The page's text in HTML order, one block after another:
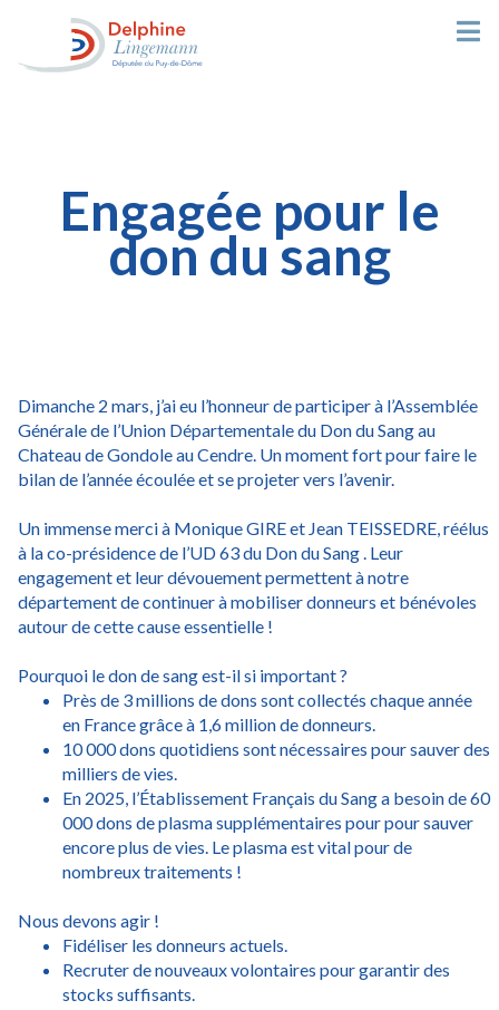
Engagée pour le
don du sang
Dimanche 2 mars, j’ai eu l’honneur de participer à l’Assemblée
Générale de l’Union Départementale du Don du Sang au
Chateau de Gondole au Cendre. Un moment fort pour faire le
bilan de l’année écoulée et se projeter vers l’avenir.
Un immense merci à Monique GIRE et Jean TEISSEDRE, réélus
à la co-présidence de l’UD 63 du Don du Sang . Leur
engagement et leur dévouement permettent à notre
département de continuer à mobiliser donneurs et bénévoles
autour de cette cause essentielle !
Pourquoi le don de sang est-il si important ?
Près de 3 millions de dons sont collectés chaque année
en France grâce à 1,6 million de donneurs.
10 000 dons quotidiens sont nécessaires pour sauver des
milliers de vies.
En 2025, l’Établissement Français du Sang a besoin de 60
000 dons de plasma supplémentaires pour pour sauver
encore plus de vies. Le plasma est vital pour de
nombreux traitements !
Nous devons agir !
Fidéliser les donneurs actuels.
Recruter de nouveaux volontaires pour garantir des
stocks suffisants.